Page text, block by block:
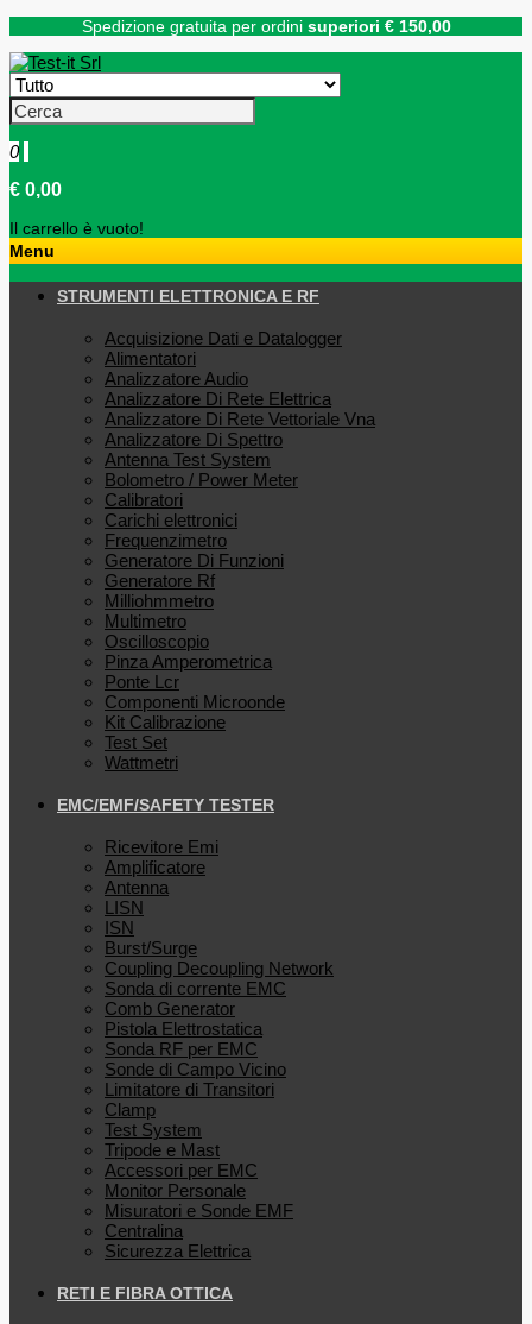
Spedizione gratuita per ordini superiori € 150,00
0
€ 0,00
Il carrello è vuoto!
Menu
STRUMENTI ELETTRONICA E RF
Acquisizione Dati e Datalogger
Alimentatori
Analizzatore Audio
Analizzatore Di Rete Elettrica
Analizzatore Di Rete Vettoriale Vna
Analizzatore Di Spettro
Antenna Test System
Bolometro / Power Meter
Calibratori
Carichi elettronici
Frequenzimetro
Generatore Di Funzioni
Generatore Rf
Milliohmmetro
Multimetro
Oscilloscopio
Pinza Amperometrica
Ponte Lcr
Componenti Microonde
Kit Calibrazione
Test Set
Wattmetri
EMC/EMF/SAFETY TESTER
Ricevitore Emi
Amplificatore
Antenna
LISN
ISN
Burst/Surge
Coupling Decoupling Network
Sonda di corrente EMC
Comb Generator
Pistola Elettrostatica
Sonda RF per EMC
Sonde di Campo Vicino
Limitatore di Transitori
Clamp
Test System
Tripode e Mast
Accessori per EMC
Monitor Personale
Misuratori e Sonde EMF
Centralina
Sicurezza Elettrica
RETI E FIBRA OTTICA